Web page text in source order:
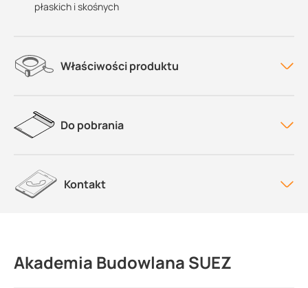
płaskich i skośnych
Właściwości produktu
Do pobrania
Kontakt
Akademia Budowlana SUEZ